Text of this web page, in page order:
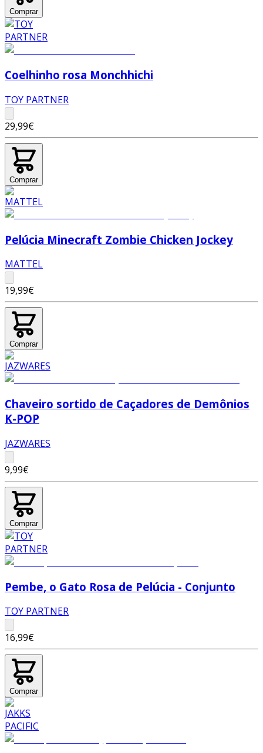
Comprar
Coelhinho rosa Monchhichi
TOY PARTNER
29,99€
Comprar
Pelúcia Minecraft Zombie Chicken Jockey
MATTEL
19,99€
Comprar
Chaveiro sortido de Caçadores de Demônios
K-POP
JAZWARES
9,99€
Comprar
Pembe, o Gato Rosa de Pelúcia - Conjunto
TOY PARTNER
16,99€
Comprar